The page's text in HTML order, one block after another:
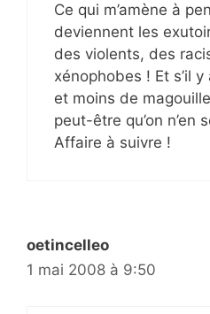
Ce qui m’amène à
deviennent les
des violents, des
xénophobes ! Et s’il
et moins de
peut-être qu’on n’en
Affaire à suivre !
oetincelleo
1 mai 2008 à 9:50